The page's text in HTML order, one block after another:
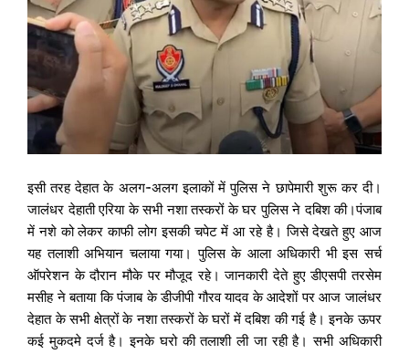
इसी तरह देहात के अलग-अलग इलाकों में पुलिस ने छापेमारी शुरू कर दी।
जालंधर देहाती एरिया के सभी नशा तस्करों के घर पुलिस ने दबिश की।पंजाब
में नशे को लेकर काफी लोग इसकी चपेट में आ रहे है। जिसे देखते हुए आज
यह तलाशी अभियान चलाया गया। पुलिस के आला अधिकारी भी इस सर्च
ऑपरेशन के दौरान मौके पर मौजूद रहे। जानकारी देते हुए डीएसपी तरसेम
मसीह ने बताया कि पंजाब के डीजीपी गौरव यादव के आदेशों पर आज जालंधर
देहात के सभी क्षेत्रों के नशा तस्करों के घरों में दबिश की गई है। इनके ऊपर
कई मुकदमे दर्ज है। इनके घरो की तलाशी ली जा रही है। सभी अधिकारी